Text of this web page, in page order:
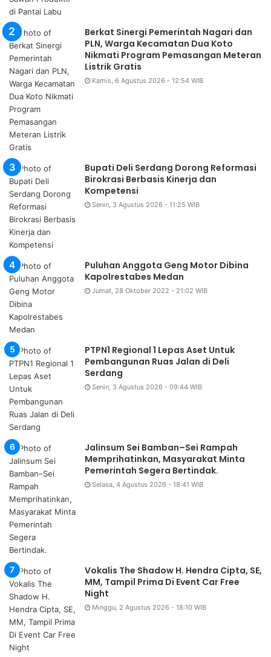
Berkat Sinergi Pemerintah Nagari dan
PLN, Warga Kecamatan Dua Koto
Nikmati Program Pemasangan Meteran
Listrik Gratis
Kamis, 6 Agustus 2026 - 12:54 WIB
Bupati Deli Serdang Dorong Reformasi
Birokrasi Berbasis Kinerja dan
Kompetensi
Senin, 3 Agustus 2026 - 11:25 WIB
Puluhan Anggota Geng Motor Dibina
Kapolrestabes Medan
Jumat, 28 Oktober 2022 - 21:02 WIB
PTPN1 Regional 1 Lepas Aset Untuk
Pembangunan Ruas Jalan di Deli
Serdang
Senin, 3 Agustus 2026 - 09:44 WIB
Jalinsum Sei Bamban–Sei Rampah
Memprihatinkan, Masyarakat Minta
Pemerintah Segera Bertindak.
Selasa, 4 Agustus 2026 - 18:41 WIB
Vokalis The Shadow H. Hendra Cipta, SE,
MM, Tampil Prima Di Event Car Free
Night
Minggu, 2 Agustus 2026 - 18:10 WIB